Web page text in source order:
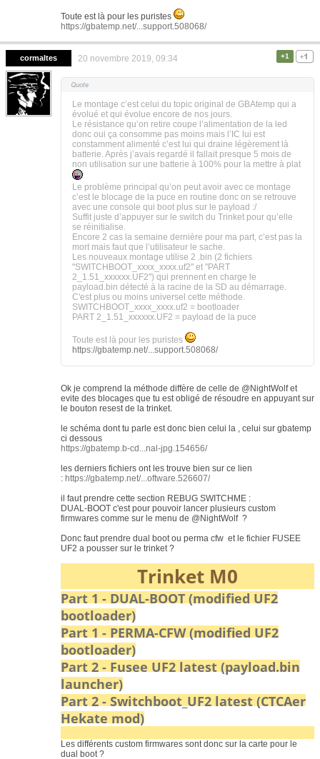
Toute est là pour les puristes
https://gbatemp.net/...support.508068/
cormaltes 20 novembre 2019, 09:34 +1
Le montage c’est celui du topic original de GBAtemp qui a
évolué et qui évolue encore de nos jours.
Le résistance qu’on retire coupe l’alimentation de la led
donc oui ça consomme pas moins mais l’IC lui est
constamment alimenté c’est lui qui draine légèrement là
batterie. Après j’avais regardé il fallait presque 5 mois de
non utilisation sur une batterie à 100% pour la mettre à plat
Le problème principal qu’on peut avoir avec ce montage
c’est le blocage de la puce en routine donc on se retrouve
avec une console qui boot plus sur le payload :/
Suffit juste d’appuyer sur le switch du Trinket pour qu’elle
se réinitialise.
Encore 2 cas la semaine dernière pour ma part, c’est pas la
mort mais faut que l’utilisateur le sache.
Les nouveaux montage utilise 2 .bin (2 fichiers
"SWITCHBOOT_xxxx_xxxx.uf2" et "PART
2_1.51_xxxxxx.UF2") qui prennent en charge le
payload.bin détecté à la racine de la SD au démarrage.
C'est plus ou moins universel cette méthode.
SWITCHBOOT_xxxx_xxxx.uf2 = bootloader
PART 2_1.51_xxxxxx.UF2 = payload de la puce
Toute est là pour les puristes
https://gbatemp.net/...support.508068/
Ok je comprend la méthode diffère de celle de @NightWolf et
evite des blocages que tu est obligé de résoudre en appuyant sur
le bouton resest de la trinket.
le schéma dont tu parle est donc bien celui la , celui sur gbatemp
ci dessous
https://gbatemp.b-cd...nal-jpg.154656/
les derniers fichiers ont les trouve bien sur ce lien
: https://gbatemp.net/...oftware.526607/
il faut prendre cette section REBUG SWITCHME :
DUAL-BOOT c'est pour pouvoir lancer plusieurs custom
firmwares comme sur le menu de @NightWolf ?
Donc faut prendre dual boot ou perma cfw et le fichier FUSEE
UF2 a pousser sur le trinket ?
Trinket M0
Part 1 - DUAL-BOOT (modified UF2
bootloader)
Part 1 - PERMA-CFW (modified UF2
bootloader)
Part 2 - Fusee UF2 latest (payload.bin
launcher)
Part 2 - Switchboot_UF2 latest (CTCAer
Hekate mod)
Les différents custom firmwares sont donc sur la carte pour le
dual boot ?